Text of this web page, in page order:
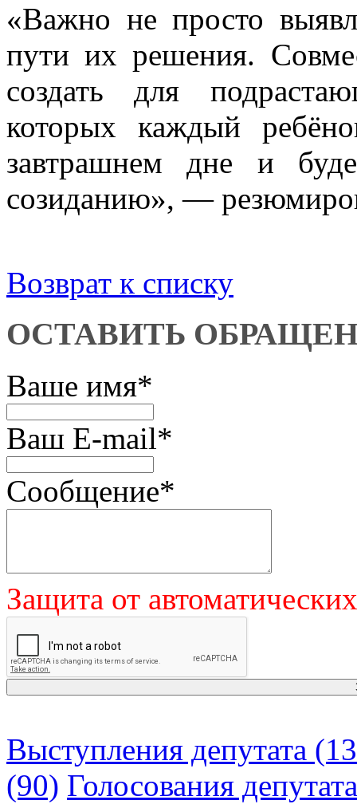
«Важно не просто
пути их решения.
создать для
которых каждый
завтрашнем дне и
созиданию», —
Возврат к списку
ОСТАВИТЬ
Ваше имя*
Ваш E-mail*
Сообщение*
Защита от
Выступления депутата
(90) Голосования депутата